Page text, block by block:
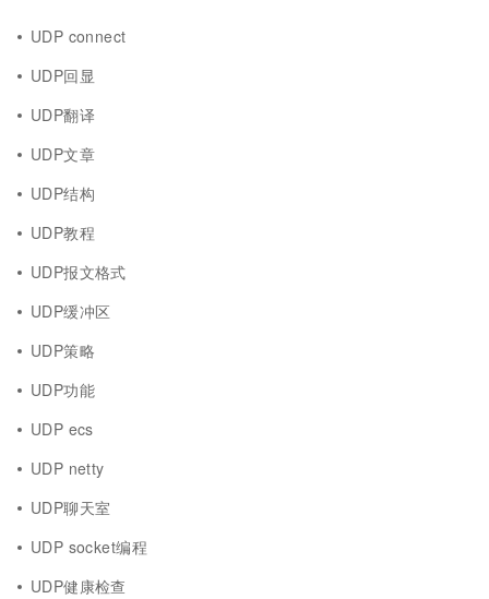
UDP connect
UDP回显
UDP翻译
UDP文章
UDP结构
UDP教程
UDP报文格式
UDP缓冲区
UDP策略
UDP功能
UDP ecs
UDP netty
UDP聊天室
UDP socket编程
UDP健康检查